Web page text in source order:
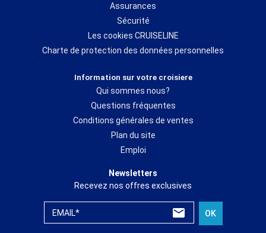
Assurances
Sécurité
Les cookies CRUISELINE
Charte de protection des données personnelles
Information sur votre croisiere
Qui sommes nous?
Questions fréquentes
Conditions générales de ventes
Plan du site
Emploi
Newsletters
Recevez nos offres exclusives
EMAIL* OK